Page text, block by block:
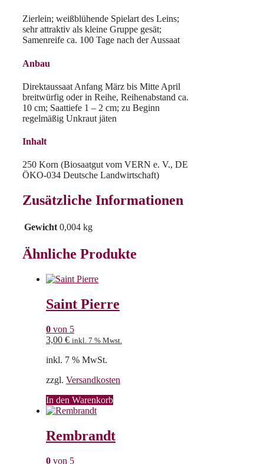
Zierlein; weißblühende Spielart des Leins;
sehr attraktiv als kleine Gruppe gesät;
Samenreife ca. 100 Tage nach der Aussaat
Anbau
Direktaussaat Anfang März bis Mitte April
breitwürfig oder in Reihe, Reihenabstand ca.
10 cm; Saattiefe 1 – 2 cm; zu Beginn
regelmäßig Unkraut jäten
Inhalt
250 Korn (Biosaatgut vom VERN e. V., DE
ÖKO-034 Deutsche Landwirtschaft)
Zusätzliche Informationen
Gewicht 0,004 kg
Ähnliche Produkte
Saint Pierre
0 von 5
3,00 € inkl. 7 % Mwst.
inkl. 7 % MwSt.
zzgl. Versandkosten
In den Warenkorb
Rembrandt
0 von 5